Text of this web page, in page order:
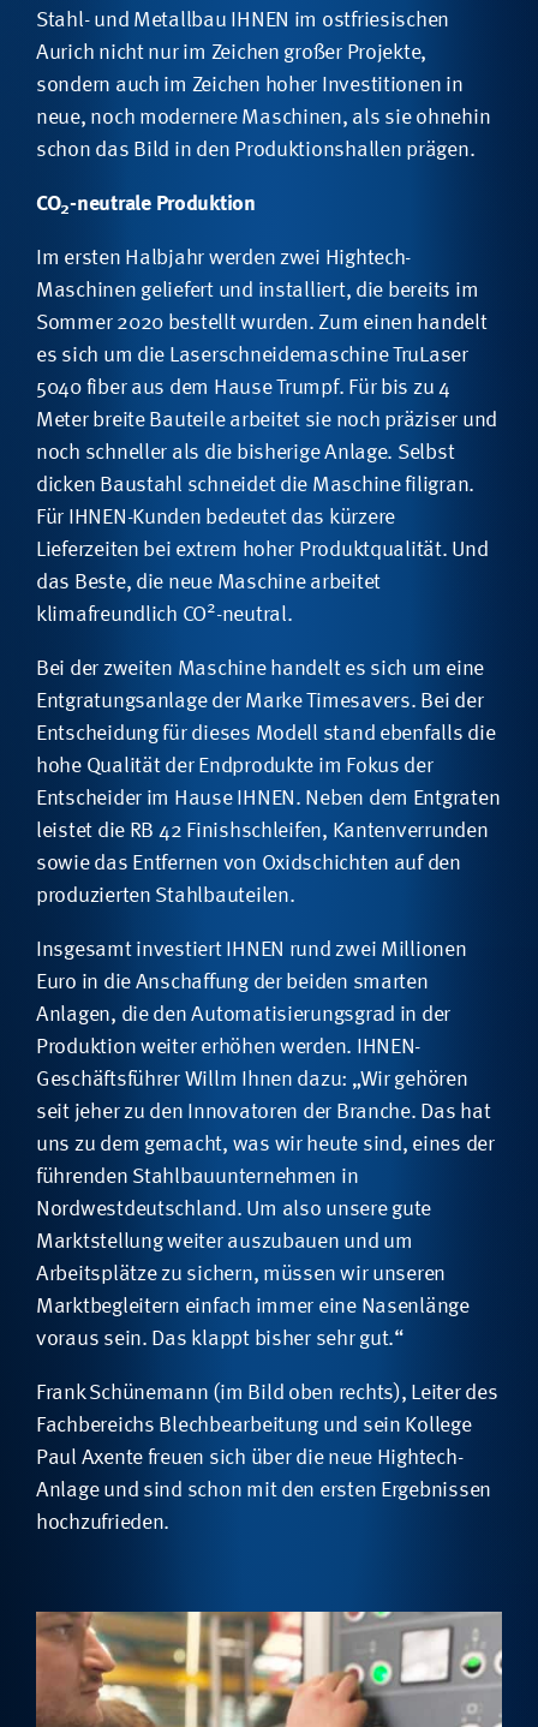
Stahl- und Metallbau IHNEN im ostfriesischen
Aurich nicht nur im Zeichen großer Projekte,
sondern auch im Zeichen hoher Investitionen in
neue, noch modernere Maschinen, als sie ohnehin
schon das Bild in den Produktionshallen prägen.
CO2-neutrale Produktion
Im ersten Halbjahr werden zwei Hightech-
Maschinen geliefert und installiert, die bereits im
Sommer 2020 bestellt wurden. Zum einen handelt
es sich um die Laserschneidemaschine TruLaser
5040 fiber aus dem Hause Trumpf. Für bis zu 4
Meter breite Bauteile arbeitet sie noch präziser und
noch schneller als die bisherige Anlage. Selbst
dicken Baustahl schneidet die Maschine filigran.
Für IHNEN-Kunden bedeutet das kürzere
Lieferzeiten bei extrem hoher Produktqualität. Und
das Beste, die neue Maschine arbeitet
klimafreundlich CO2-neutral.
Bei der zweiten Maschine handelt es sich um eine
Entgratungsanlage der Marke Timesavers. Bei der
Entscheidung für dieses Modell stand ebenfalls die
hohe Qualität der Endprodukte im Fokus der
Entscheider im Hause IHNEN. Neben dem Entgraten
leistet die RB 42 Finishschleifen, Kantenverrunden
sowie das Entfernen von Oxidschichten auf den
produzierten Stahlbauteilen.
Insgesamt investiert IHNEN rund zwei Millionen
Euro in die Anschaffung der beiden smarten
Anlagen, die den Automatisierungsgrad in der
Produktion weiter erhöhen werden. IHNEN-
Geschäftsführer Willm Ihnen dazu: „Wir gehören
seit jeher zu den Innovatoren der Branche. Das hat
uns zu dem gemacht, was wir heute sind, eines der
führenden Stahlbauunternehmen in
Nordwestdeutschland. Um also unsere gute
Marktstellung weiter auszubauen und um
Arbeitsplätze zu sichern, müssen wir unseren
Marktbegleitern einfach immer eine Nasenlänge
voraus sein. Das klappt bisher sehr gut.“
Frank Schünemann (im Bild oben rechts), Leiter des
Fachbereichs Blechbearbeitung und sein Kollege
Paul Axente freuen sich über die neue Hightech-
Anlage und sind schon mit den ersten Ergebnissen
hochzufrieden.